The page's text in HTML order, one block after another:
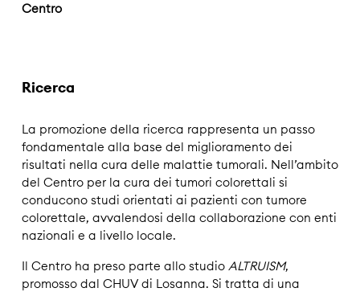
Centro
Ricerca
La promozione della ricerca rappresenta un passo
fondamentale alla base del miglioramento dei
risultati nella cura delle malattie tumorali. Nell’ambito
del Centro per la cura dei tumori colorettali si
conducono studi orientati ai pazienti con tumore
colorettale, avvalendosi della collaborazione con enti
nazionali e a livello locale.
Il Centro ha preso parte allo studio ALTRUISM,
promosso dal CHUV di Losanna. Si tratta di una